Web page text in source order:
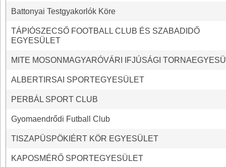
Battonyai Testgyakorlók Köre
TÁPIÓSZECSŐ FOOTBALL CLUB ÉS SZABADIDŐ
EGYESÜLET
MITE MOSONMAGYARÓVÁRI IFJÚSÁGI
ALBERTIRSAI SPORTEGYESÜLET
PERBÁL SPORT CLUB
Gyomaendrődi Futball Club
TISZAPÜSPÖKIÉRT KÖR EGYESÜLET
KAPOSMÉRŐ SPORTEGYESÜLET